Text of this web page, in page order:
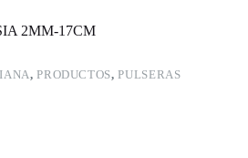
2MM-17CM
,PRODUCTOS,PULSERAS